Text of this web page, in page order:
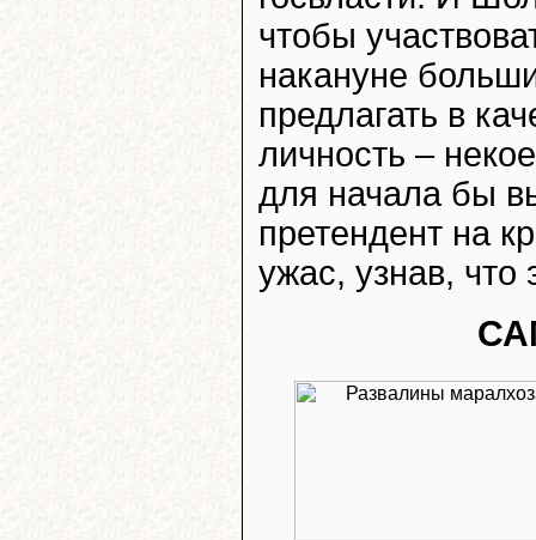
чтобы
накануне
предлагать в
личность –
для начала бы
претендент на
ужас, узнав, что